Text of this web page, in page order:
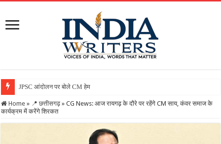
JPSC आंदोलन पर बोले CM हेमंत सोरेन, कहा- सरकार गंभीर, जा
Home » 📍 छत्तीसगढ़ » CG News: आज रायगढ़ के दौरे पर रहेंगे CM साय, कंवर समाज के
कार्यक्रम में करेंगे शिरकत